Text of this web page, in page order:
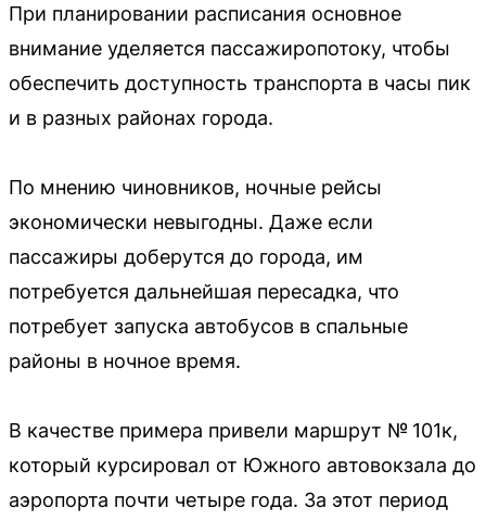
При планировании расписания основное
внимание уделяется пассажиропотоку, чтобы
обеспечить доступность транспорта в часы пик
и в разных районах города.
По мнению чиновников, ночные рейсы
экономически невыгодны. Даже если
пассажиры доберутся до города, им
потребуется дальнейшая пересадка, что
потребует запуска автобусов в спальные
районы в ночное время.
В качестве примера привели маршрут № 101к,
который курсировал от Южного автовокзала до
аэропорта почти четыре года. За этот период